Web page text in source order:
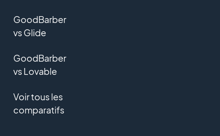
GoodBarber
vs Glide
GoodBarber
vs Lovable
Voir tous les
comparatifs